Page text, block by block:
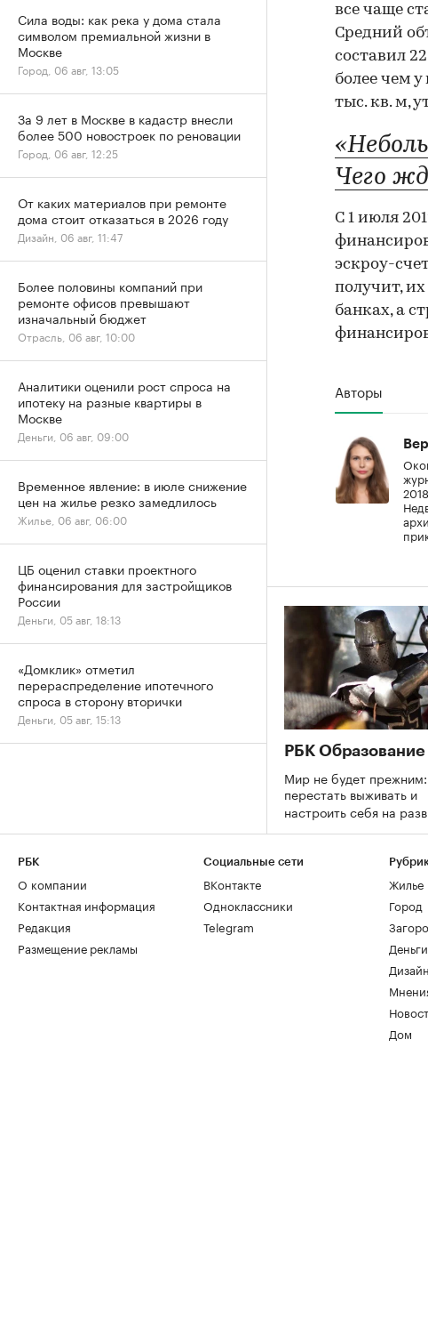
все чаще
Средний
составил
более чем
тыс. кв. м,
Чего
С 1 июля
эскроу-
получит,
банках, а
Авторы
РБК Образование
Мир не будет
перестать выживать и
настроить себя на
Сила воды: как река у дома стала
символом премиальной жизни в
Москве
Город, 06 авг, 13:05
За 9 лет в Москве в кадастр внесли
более 500 новостроек по реновации
Город, 06 авг, 12:25
От каких материалов при ремонте
дома стоит отказаться в 2026 году
Дизайн, 06 авг, 11:47
Более половины компаний при
ремонте офисов превышают
изначальный бюджет
Отрасль, 06 авг, 10:00
Аналитики оценили рост спроса на
ипотеку на разные квартиры в
Москве
Деньги, 06 авг, 09:00
Временное явление: в июле снижение
цен на жилье резко замедлилось
Жилье, 06 авг, 06:00
ЦБ оценил ставки проектного
финансирования для застройщиков
России
Деньги, 05 авг, 18:13
«Домклик» отметил
перераспределение ипотечного
спроса в сторону вторички
Деньги, 05 авг, 15:13
РБК
О компании
Контактная информация
Редакция
Размещение рекламы
Социальные сети
ВКонтакте
Одноклассники
Telegram
Жилье
Город
Деньги
Дизайн
Дом